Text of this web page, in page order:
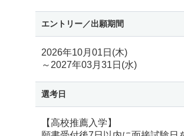
エントリー／出願期間
2026年10月01日(木)
～2027年03月31日(水)
選考日
【高校推薦入学】